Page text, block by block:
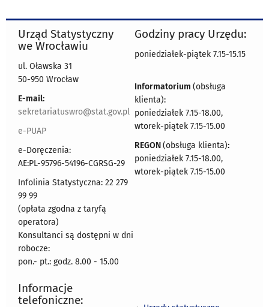
Urząd Statystyczny
we Wrocławiu
ul. Oławska 31
50-950 Wrocław
E-mail:
sekretariatuswro@stat.gov.pl
e-PUAP
e-Doręczenia:
AE:PL-95796-54196-CGRSG-29
Infolinia Statystyczna: 22 279
99 99
(opłata zgodna z taryfą
operatora)
Konsultanci są dostępni w dni
robocze:
pon.- pt.: godz. 8.00 - 15.00
Godziny pracy Urzędu:
poniedziałek-piątek 7.15-15.15
Informatorium (obsługa
klienta):
poniedziałek 7.15-18.00,
wtorek-piątek 7.15-15.00
REGON(obsługa klienta):
poniedziałek 7.15-18.00,
wtorek-piątek 7.15-15.00
Informacje
telefoniczne: